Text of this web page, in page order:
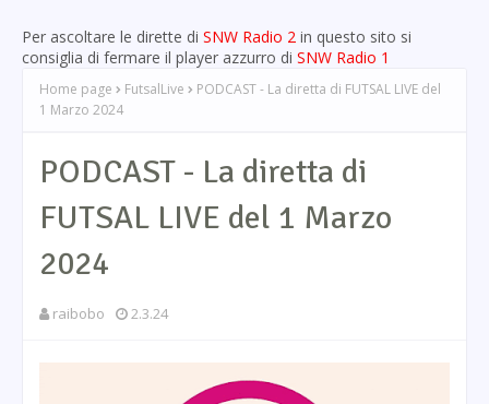
Per ascoltare le dirette di SNW Radio 2 in questo sito si
consiglia di fermare il player azzurro di SNW Radio 1
Home page FutsalLive
PODCAST - La diretta di FUTSAL LIVE del
1 Marzo 2024
PODCAST - La diretta di
FUTSAL LIVE del 1 Marzo
2024
raibobo 2.3.24